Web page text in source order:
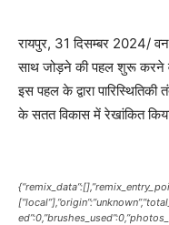
रायपुर, 31 दिसम्बर 2024/ वन
साथ जोड़ने की पहल शुरू करने
इस पहल के द्वारा
के सतत विकास में रेखांकित